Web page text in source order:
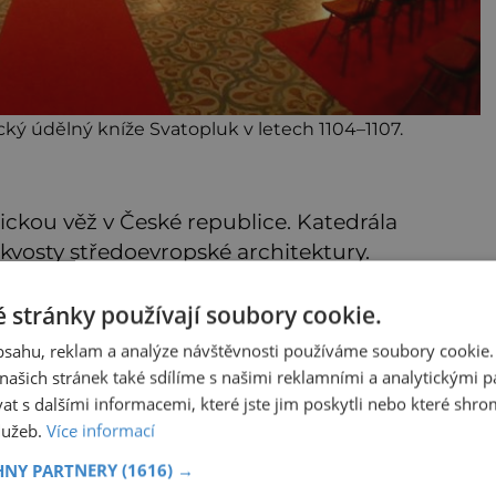
údělný kníže Svatopluk v letech 1104–1107.
věž v České republice. Katedrála
středoevropské architektury.
Nová Epocha na cestách:
Společně za krásami naší
vlasti
turistické sezoně vybráno, které
stránky používají soubory cookie.
reklam a analýze návštěvnosti používáme soubory
stránek také sdílíme s našimi reklamními a analytickými
s dalšími informacemi, které jste jim poskytli nebo které
Více informací
PARTNERY (1616) →